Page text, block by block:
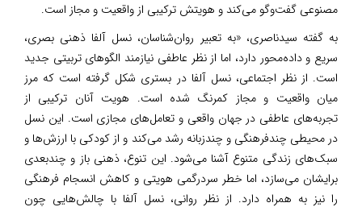
مصنوعی گفت‌وگو می‌کند و هویتش ترکیبی از واقعیت و مجاز است.
به گفته سیدناصری، «به تعبیر روان‌شناسان، نسل آلفا ذهنی بصری،
سریع و داده‌محور دارد، اما از نظر عاطفی نیازمند الگوهای تربیتی جدید
است. از نظر اجتماعی، نسل آلفا در بستری شکل گرفته است که مرز
میان واقعیت و مجاز کمرنگ شده است. هویت آنان ترکیبی از
تجربه‌های عاطفی در جهان واقعی و تعامل‌های مجازی است. این نسل
در محیطی چندفرهنگی و چندزبانه رشد می‌کند و از کودکی با ارزش‌ها و
سبک‌های زندگی متنوع آشنا می‌شود. این تنوع، ذهنی باز و چندبعدی
برایشان می‌سازد، اما خطر سردرگمی هویتی و کاهش انسجام فرهنگی
را نیز به همراه دارد. از نظر روانی، نسل آلفا با چالش‌هایی چون